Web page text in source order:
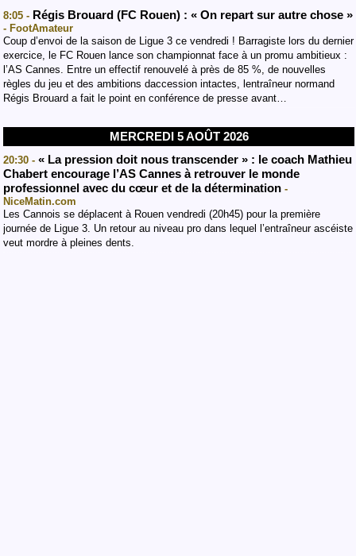
8:05 - Régis Brouard (FC Rouen) : « On repart sur autre chose »
- FootAmateur
Coup d’envoi de la saison de Ligue 3 ce vendredi ! Barragiste lors du dernier
exercice, le FC Rouen lance son championnat face à un promu ambitieux :
l’AS Cannes. Entre un effectif renouvelé à près de 85 %, de nouvelles
règles du jeu et des ambitions daccession intactes, lentraîneur normand
Régis Brouard a fait le point en conférence de presse avant…
MERCREDI 5 AOÛT 2026
20:30 - « La pression doit nous transcender » : le coach Mathieu
Chabert encourage l’AS Cannes à retrouver le monde
professionnel avec du cœur et de la détermination -
NiceMatin.com
Les Cannois se déplacent à Rouen vendredi (20h45) pour la première
journée de Ligue 3. Un retour au niveau pro dans lequel l’entraîneur ascéiste
veut mordre à pleines dents.